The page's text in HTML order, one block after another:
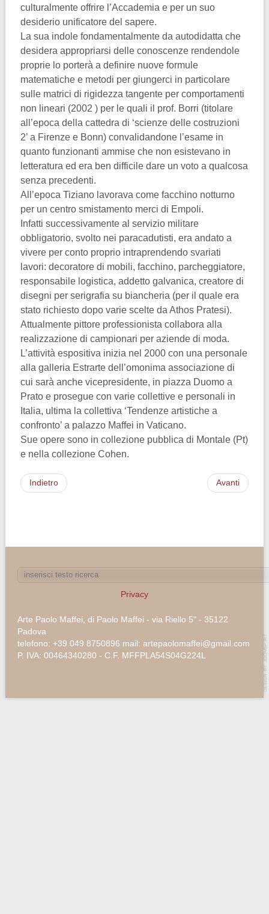
culturalmente offrire l’Accademia e per un suo
desiderio unificatore del sapere.
La sua indole fondamentalmente da autodidatta che
desidera appropriarsi delle conoscenze rendendole
proprie lo porterà a definire nuove formule
matematiche e metodi per giungerci in particolare
sulle matrici di rigidezza tangente per comportamenti
non lineari (2002 ) per le quali il prof. Borri (titolare
all’epoca della cattedra di ‘scienze delle costruzioni
2’ a Firenze e Bonn) convalidandone l’esame in
quanto funzionanti ammise che non esistevano in
letteratura ed era ben difficile dare un voto a qualcosa
senza precedenti.
All’epoca Tiziano lavorava come facchino notturno
per un centro smistamento merci di Empoli.
Infatti successivamente al servizio militare
obbligatorio, svolto nei paracadutisti, era andato a
vivere per conto proprio intraprendendo svariati
lavori: decoratore di mobili, facchino, parcheggiatore,
responsabile logistica, addetto galvanica, creatore di
disegni per serigrafia su biancheria (per il quale era
stato richiesto dopo varie scelte da Athos Pratesi).
Attualmente pittore professionista collabora alla
realizzazione di campionari per aziende di moda.
L’attività espositiva inizia nel 2000 con una personale
alla galleria Estrarte dell’omonima associazione di
cui sarà anche vicepresidente, in piazza Duomo a
Prato e prosegue con varie collettive e personali in
Italia, ultima la collettiva ‘Tendenze artistiche a
confronto’ a palazzo Maffei in Vaticano.
Sue opere sono in collezione pubblica di Montale (Pt)
e nella collezione Cohen.
Indietro Avanti
Privacy
Arte Paolo Maffei, di Paolo Maffei - via Riello 5" - 35122
Padova
telefono: +39 049 8750896 mail: artepaolomaffei@gmail.com
P. IVA: 00464340280 - C.F. MFFPLA54S04G224L